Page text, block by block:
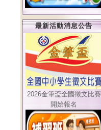
最新活動消息公告
2026金筆盃全國徵文比賽
開始報名